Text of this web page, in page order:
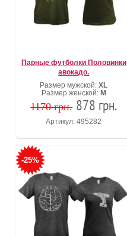
Парные футболки Половинки
авокадо.
Размер мужской:XL
Размер женской: M
1170 грн. 878 грн.
Артикул: 495282
-25%